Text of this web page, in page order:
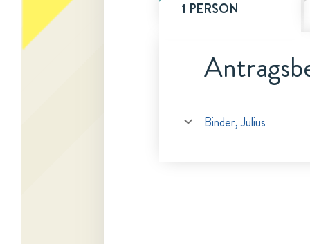
1 PERSON
Binder, Julius